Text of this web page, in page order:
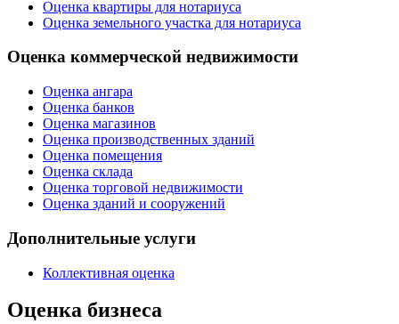
Оценка квартиры для нотариуса
Оценка земельного участка для нотариуса
Оценка коммерческой недвижимости
Оценка ангара
Оценка банков
Оценка магазинов
Оценка производственных зданий
Оценка помещения
Оценка склада
Оценка торговой недвижимости
Оценка зданий и сооружений
Дополнительные услуги
Коллективная оценка
Оценка бизнеса